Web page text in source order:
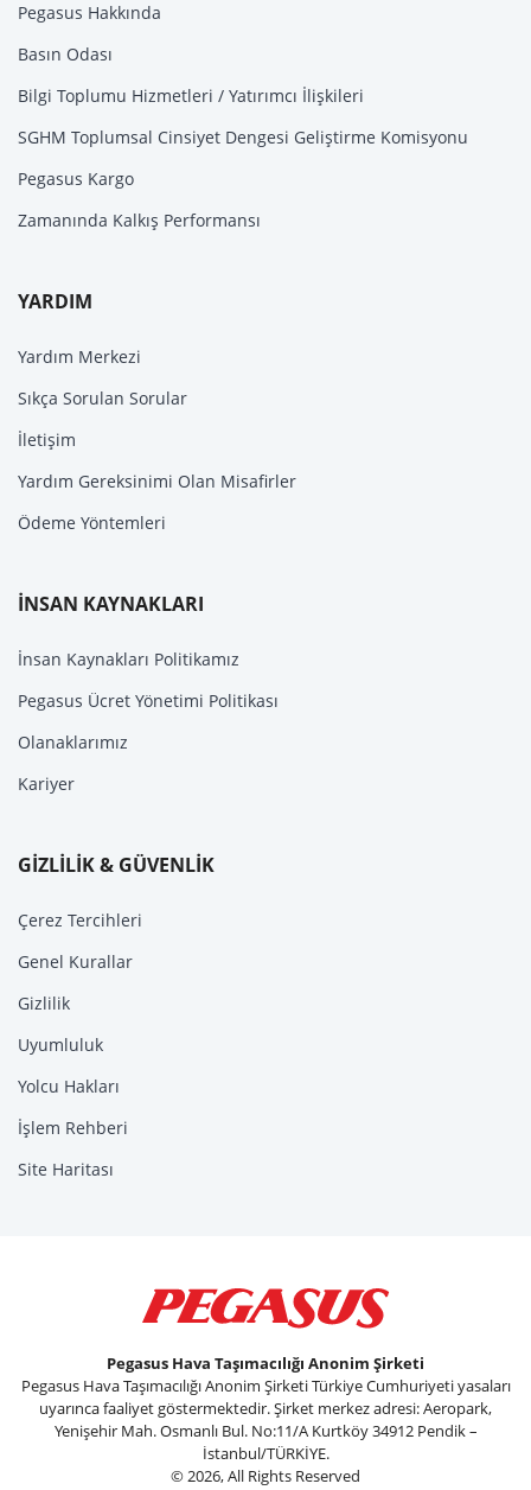
Pegasus Hakkında
Basın Odası
Bilgi Toplumu Hizmetleri / Yatırımcı İlişkileri
SGHM Toplumsal Cinsiyet Dengesi Geliştirme Komisyonu
Pegasus Kargo
Zamanında Kalkış Performansı
YARDIM
Yardım Merkezi
Sıkça Sorulan Sorular
İletişim
Yardım Gereksinimi Olan Misafirler
Ödeme Yöntemleri
İNSAN KAYNAKLARI
İnsan Kaynakları Politikamız
Pegasus Ücret Yönetimi Politikası
Olanaklarımız
Kariyer
GİZLİLİK & GÜVENLİK
Çerez Tercihleri
Genel Kurallar
Gizlilik
Uyumluluk
Yolcu Hakları
İşlem Rehberi
Site Haritası
Pegasus Hava Taşımacılığı Anonim Şirketi
Pegasus Hava Taşımacılığı Anonim Şirketi Türkiye Cumhuriyeti yasaları
uyarınca faaliyet göstermektedir. Şirket merkez adresi: Aeropark,
Yenişehir Mah. Osmanlı Bul. No:11/A Kurtköy 34912 Pendik –
İstanbul/TÜRKİYE.
© 2026, All Rights Reserved